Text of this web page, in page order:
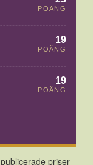
POÄNG
19
POÄNG
19
POÄNG
priser